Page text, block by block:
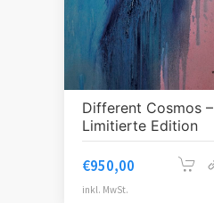
Different Cosmos –
Limitierte Edition
€950,00
inkl. MwSt.